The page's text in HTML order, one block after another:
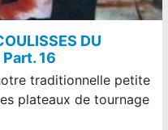
DU
Part. 16
traditionnelle petite
plateaux de tournage